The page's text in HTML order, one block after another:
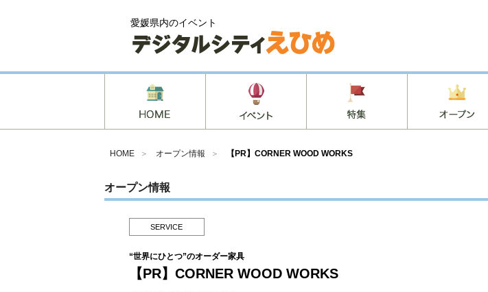
愛媛県内のイベント
HOME ＞ オープン情報 ＞ 【PR】CORNER WOOD WORKS
オープン情報
SERVICE
“世界にひとつ”のオーダー家具
【PR】CORNER WOOD WORKS